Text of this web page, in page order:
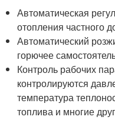
Автоматическая
отопления частного
Автоматический
горючее
Контроль рабочих
контролируются
температура
топлива и многие